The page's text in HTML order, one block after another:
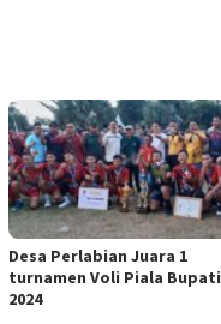
Desa Perlabian Juara 1
turnamen Voli Piala Bupati
2024